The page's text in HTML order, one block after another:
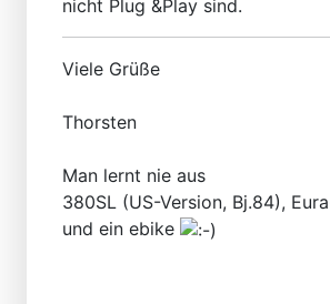
nicht Plug &Play sind.
Viele Grüße
Thorsten
Man lernt nie aus
380SL (US-Version, Bj.84),
und ein ebike